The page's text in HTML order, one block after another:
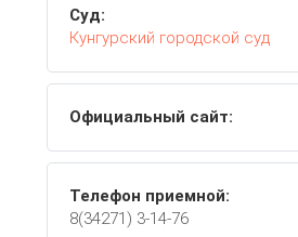
Суд:
Кунгурский городской суд
Официальный сайт:
Телефон приемной:
8(34271) 3-14-76